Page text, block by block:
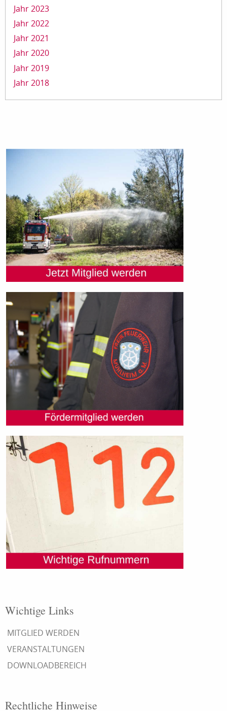
Jahr 2023
Jahr 2022
Jahr 2021
Jahr 2020
Jahr 2019
Jahr 2018
Wichtige Links
MITGLIED WERDEN
VERANSTALTUNGEN
DOWNLOADBEREICH
Rechtliche Hinweise